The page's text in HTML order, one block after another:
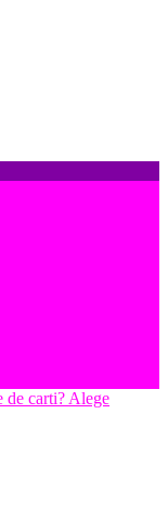
de carti? Alege